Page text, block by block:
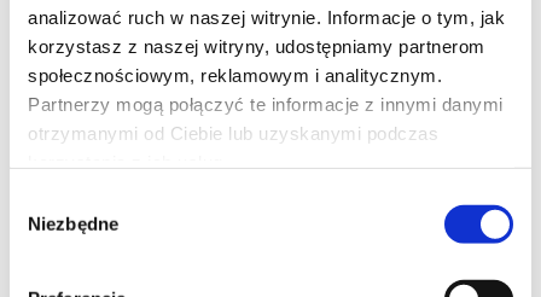
analizować ruch w naszej witrynie. Informacje o tym, jak
korzystasz z naszej witryny, udostępniamy partnerom
społecznościowym, reklamowym i analitycznym.
Partnerzy mogą połączyć te informacje z innymi danymi
otrzymanymi od Ciebie lub uzyskanymi podczas
zgody
Niezbędne
Drama
ślubem na jaw wychodzą skrywane tajemnice.
Piękni, zamożni i zakochani. Ich zbliżający się ślub będzie jedynie
dojdzie. Na kilka dni przed ceremonią, na jaw wychodzi szokująca